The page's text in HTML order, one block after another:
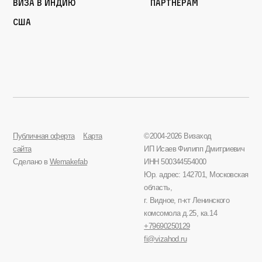
Виза в Индию
США
Партнерам
Публичная оферта
Карта
сайта
Сделано в Wemakefab
©2004-2026 Визаход
ИП Исаев Филипп Дмитриевич
ИНН 500344554000
Юр. адрес: 142701, Московская
область,
г. Видное, п-кт Ленинского
комсомола д.25, ка.14
+79690250129
fi@vizahod.ru